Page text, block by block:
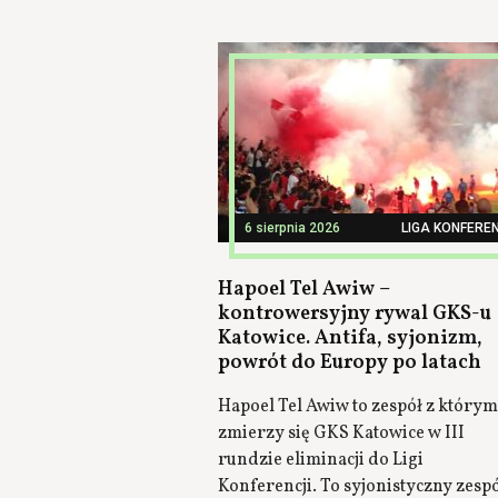
6 sierpnia 2026 LIGA
Hapoel Tel Awiw –
kontrowersyjny rywal GKS-u
Katowice. Antifa, syjonizm,
powrót do Europy po latach
Hapoel Tel Awiw to zespół z którym
zmierzy się GKS Katowice w III
rundzie eliminacji do Ligi
Konferencji. To syjonistyczny